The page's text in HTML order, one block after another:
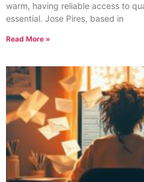
warm, having reliable access to
essential. Jose Pires, based in
Read More »